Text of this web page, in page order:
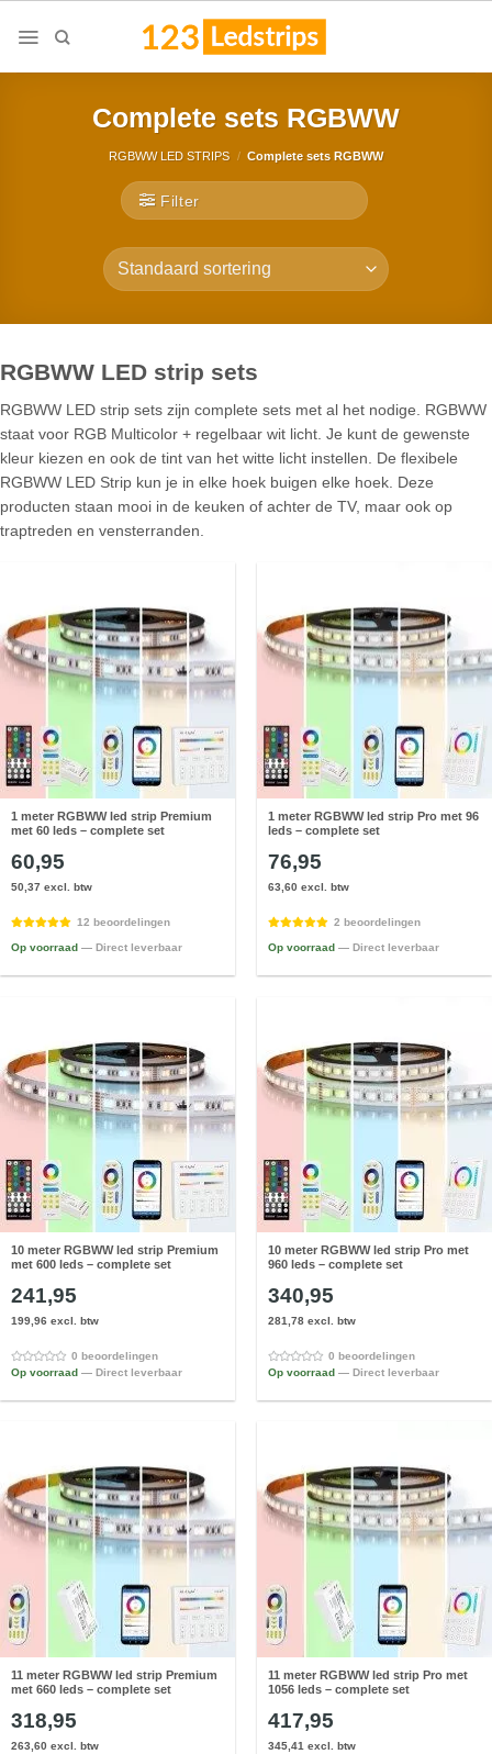
Complete sets RGBWW
RGBWW LED STRIPS / Complete sets RGBWW
Filter
RGBWW LED strip sets
RGBWW LED strip sets zijn complete sets met al het nodige. RGBWW
staat voor RGB Multicolor + regelbaar wit licht. Je kunt de gewenste
kleur kiezen en ook de tint van het witte licht instellen. De flexibele
RGBWW LED Strip kun je in elke hoek buigen elke hoek. Deze
producten staan mooi in de keuken of achter de TV, maar ook op
traptreden en vensterranden.
1 meter RGBWW led strip Premium
met 60 leds – complete set
60,95
50,37 excl. btw
12 beoordelingen
Op voorraad — Direct leverbaar
1 meter RGBWW led strip Pro met 96
leds – complete set
76,95
63,60 excl. btw
2 beoordelingen
Op voorraad — Direct leverbaar
10 meter RGBWW led strip Premium
met 600 leds – complete set
241,95
199,96 excl. btw
0 beoordelingen
Op voorraad — Direct leverbaar
10 meter RGBWW led strip Pro met
960 leds – complete set
340,95
281,78 excl. btw
0 beoordelingen
Op voorraad — Direct leverbaar
11 meter RGBWW led strip Premium
met 660 leds – complete set
318,95
263,60 excl. btw
11 meter RGBWW led strip Pro met
1056 leds – complete set
417,95
345,41 excl. btw